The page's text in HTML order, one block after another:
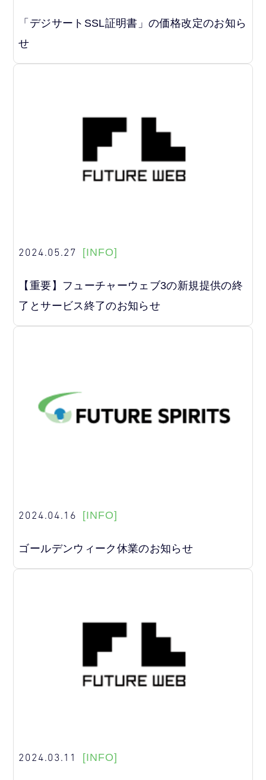
「デジサートSSL証明書」の価格改定のお知ら
せ
2024.05.27 [INFO]
【重要】フューチャーウェブ3の新規提供の終
了とサービス終了のお知らせ
2024.04.16 [INFO]
ゴールデンウィーク休業のお知らせ
2024.03.11 [INFO]